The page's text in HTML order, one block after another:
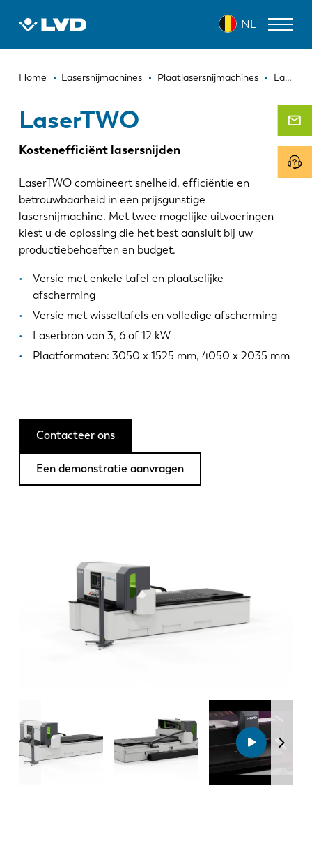
inhoud
NL
Kruimelpad
Home Lasersnijmachines Plaatlasersnijmachines LaserTWO
LaserTWO
Kostenefficiënt lasersnijden
LaserTWO combineert snelheid, efficiëntie en
betrouwbaarheid in een prijsgunstige
lasersnijmachine. Met twee mogelijke uitvoeringen
kiest u de oplossing die het best aansluit bij uw
productiebehoeften en budget.
Versie met enkele tafel en plaatselijke
afscherming
Versie met wisseltafels en volledige afscherming
Laserbron van 3, 6 of 12 kW
Plaatformaten: 3050 x 1525 mm, 4050 x 2035 mm
Contacteer ons
Een demonstratie aanvragen
LASERTWO
LASERSNIJMACHINES
GUILLOTINESCHAREN
SOFTWARE
CUSTOMER SERVICE
Over LVD
Nieuws
Ontdek LVD
Klantenverhalen